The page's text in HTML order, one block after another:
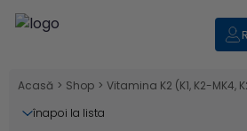
Acasă > Shop > Vitamina K2 (K1, K2-MK4,
înapoi la lista